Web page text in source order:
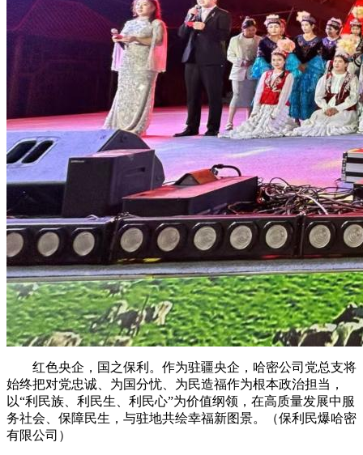
红色央企，国之保利。作为驻疆央企，哈密公司党总支将
始终把对党忠诚、为国分忧、为民造福作为根本政治担当，
以“利民族、利民生、利民心”为价值纲领，在高质量发展中服
务社会、保障民生，与驻地共绘幸福新图景。（保利民爆哈密
有限公司）